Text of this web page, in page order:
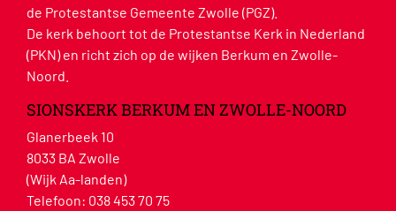
de Protestantse Gemeente Zwolle (PGZ).
De kerk behoort tot de Protestantse Kerk in Nederland
(PKN) en richt zich op de wijken Berkum en Zwolle-
Noord.
SIONSKERK BERKUM EN ZWOLLE-NOORD
Glanerbeek 10
8033 BA Zwolle
(Wijk Aa-landen)
Telefoon: 038 453 70 75